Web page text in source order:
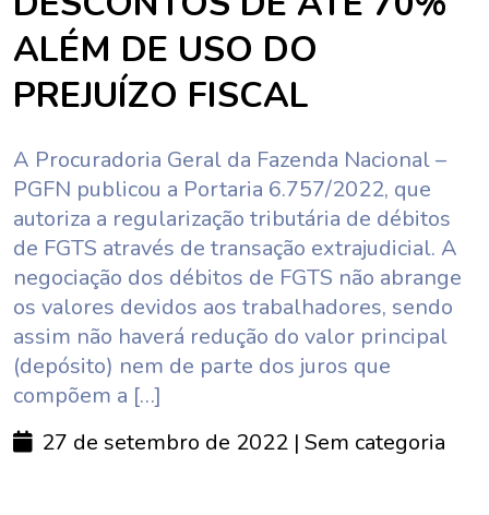
ALÉM DE USO DO
PREJUÍZO FISCAL
A Procuradoria Geral da Fazenda Nacional –
PGFN publicou a Portaria 6.757/2022, que
autoriza a regularização tributária de débitos
de FGTS através de transação extrajudicial. A
negociação dos débitos de FGTS não abrange
os valores devidos aos trabalhadores, sendo
assim não haverá redução do valor principal
(depósito) nem de parte dos juros que
compõem a […]
27 de setembro de 2022 | Sem categoria